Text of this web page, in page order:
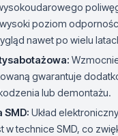
poziom
nawet po wielu
gwarantuje
lub demontażu.
SMD: Układ
w technice SMD, co